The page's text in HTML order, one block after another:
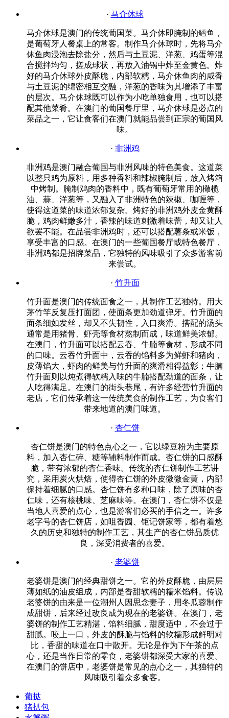
· 马介休球
马介休球是澳门的传统葡国菜。马介休即腌制的鳕鱼，
是葡萄牙人餐桌上的常客。制作马介休球时，先将马介
休鱼肉浸泡去除盐分，然后与土豆泥、洋葱、鸡蛋等混
合搅拌均匀，搓成球状，再放入油锅中炸至金黄色。炸
好的马介休球外皮酥脆，内部软糯，马介休鱼肉的咸香
与土豆泥的绵密相互交融，洋葱的香味为其增添了丰富
的层次。马介休球既可以作为小吃单独食用，也可以搭
配其他菜肴。在澳门的葡国餐厅里，马介休球是必点的
菜品之一，它让食客们在澳门就能品尝到正宗的葡国风
味。
· 非洲鸡
非洲鸡是澳门融合葡国与非洲风味的特色美食。这道菜
以整只鸡为原料，用多种香料和辣椒腌制后，放入烤箱
中烤制。腌制鸡肉的香料中，既有葡萄牙常用的橄榄
油、蒜、洋葱等，又融入了非洲特色的辣椒、咖喱等，
使得这道菜的味道浓郁复杂。烤好的非洲鸡外皮金黄酥
脆，鸡肉鲜嫩多汁，香辣的味道刺激着味蕾，却又让人
欲罢不能。在品尝非洲鸡时，还可以搭配薯条或米饭，
享受丰富的口感。在澳门的一些葡国餐厅或特色餐厅，
非洲鸡都是招牌菜品，它独特的风味吸引了众多游客前
来尝试。
· 竹升面
竹升面是澳门的传统面食之一，其制作工艺独特。用大
茅竹竿反复压打面团，使面条更加劲道弹牙。竹升面的
面条细如发丝，却又不失韧性，入口爽滑。搭配的汤头
通常是用猪骨、虾壳等食材熬制而成，味道鲜美浓郁。
在澳门，竹升面可以搭配云吞、牛腩等食材，形成不同
的口味。云吞竹升面中，云吞的馅料多为鲜虾和猪肉，
皮薄馅大，虾肉的鲜美与竹升面的爽滑相得益彰；牛腩
竹升面则以炖煮得软糯入味的牛腩搭配劲道的面条，让
人吃得满足。在澳门的街头巷尾，有许多经营竹升面的
老店，它们传承着这一传统美食的制作工艺，为食客们
带来地道的澳门味道。
· 杏仁饼
杏仁饼是澳门的特色点心之一，它以绿豆粉为主要原
料，加入杏仁碎、糖等辅料制作而成。杏仁饼的口感酥
脆，带有浓郁的杏仁香味。传统的杏仁饼制作工艺讲
究，采用炭火烘焙，使得杏仁饼的外皮微微金黄，内部
保持着细腻的口感。杏仁饼有多种口味，除了原味的杏
仁味，还有核桃味、芝麻味等。在澳门，杏仁饼不仅是
当地人喜爱的点心，也是游客们必买的手信之一。许多
老字号的杏仁饼店，如咀香园、钜记饼家等，都有着悠
久的历史和独特的制作工艺，其生产的杏仁饼品质优
良，深受消费者的喜爱。
· 老婆饼
老婆饼是澳门的经典甜饼之一。它的外皮酥脆，由层层
薄如纸的油皮组成，内部是香甜软糯的糯米馅料。传说
老婆饼的由来是一位潮州人因思念妻子，用冬瓜蓉制作
成甜饼，后来经过改良成为现在的老婆饼。在澳门，老
婆饼的制作工艺精湛，馅料细腻，甜度适中，不会过于
甜腻。咬上一口，外皮的酥脆与馅料的软糯形成鲜明对
比，香甜的味道在口中散开。无论是作为下午茶的点
心，还是当作日常的零食，老婆饼都深受大家的喜爱。
在澳门的饼店中，老婆饼是常见的点心之一，其独特的
风味吸引着众多食客。
葡挞
猪扒包